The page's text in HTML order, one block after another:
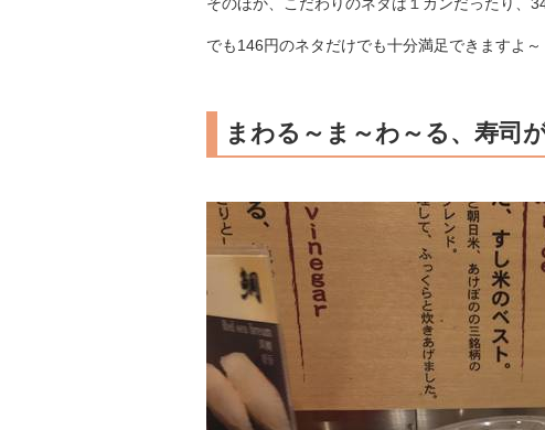
でも146円のネタだけでも十分満足できますよ～
まわる～ま～わ～る、寿司